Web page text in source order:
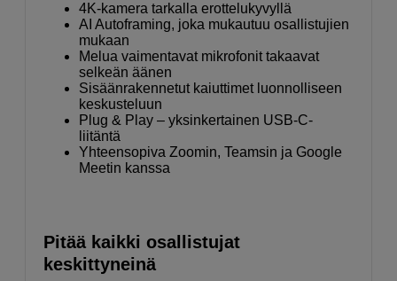
4K-kamera tarkalla erottelukyvyllä
AI Autoframing, joka mukautuu osallistujien
mukaan
Melua vaimentavat mikrofonit takaavat
selkeän äänen
Sisäänrakennetut kaiuttimet luonnolliseen
keskusteluun
Plug & Play – yksinkertainen USB-C-
liitäntä
Yhteensopiva Zoomin, Teamsin ja Google
Meetin kanssa
Pitää kaikki osallistujat
keskittyneinä